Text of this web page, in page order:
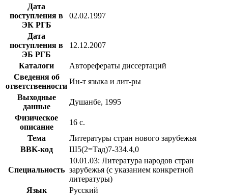
Дата
поступления в
ЭК РГБ
02.02.1997
Дата
поступления в
ЭБ РГБ
12.12.2007
Каталоги
Авторефераты диссертаций
Сведения об
ответственности
Ин-т языка и лит-ры
Выходные
данные
Душанбе, 1995
Физическое
описание
16 с.
Тема
Литературы стран нового зарубежья
BBK-код
Ш5(2=Тад)7-334.4,0
Специальность
10.01.03: Литература народов стран
зарубежья (с указанием конкретной
литературы)
Язык
Русский